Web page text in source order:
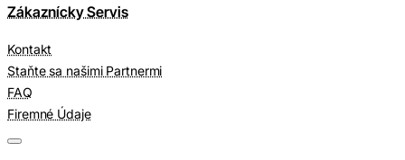
Zákaznícky Servis
Kontakt
Staňte sa našimi Partnermi
FAQ
Firemné Údaje